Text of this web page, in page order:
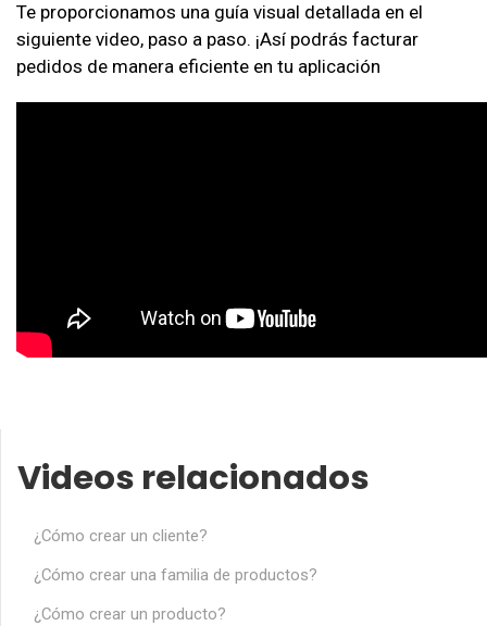
Te proporcionamos una guía visual detallada en el
siguiente video, paso a paso. ¡Así podrás facturar
pedidos de manera eficiente en tu aplicación
Videos relacionados
¿Cómo crear un cliente?
¿Cómo crear una familia de productos?
¿Cómo crear un producto?